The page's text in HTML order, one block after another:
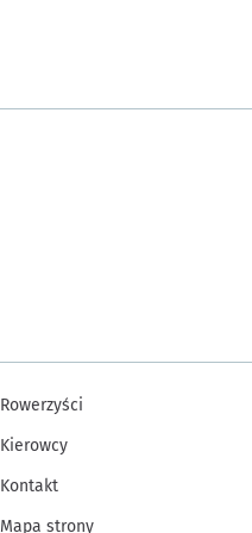
Rowerzyści
Kierowcy
Kontakt
Mapa strony